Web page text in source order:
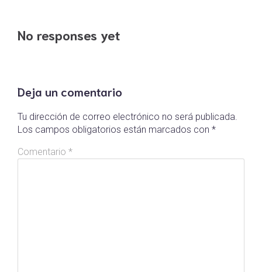
No responses yet
Deja un comentario
Tu dirección de correo electrónico no será publicada.
Los campos obligatorios están marcados con *
Comentario *